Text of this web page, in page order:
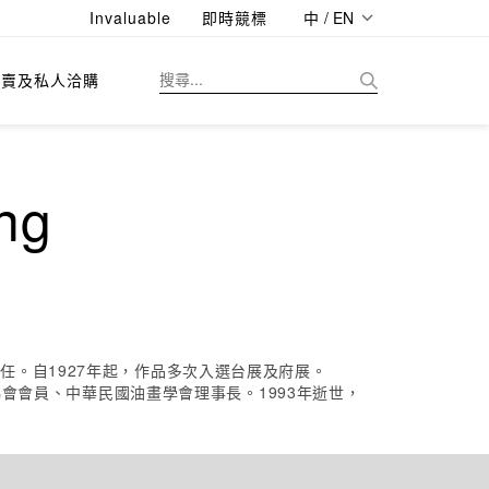
Invaluable 即時競標 中 / EN
及私人洽購
。自1927年起，作品多次入選台展及府展。
會員、中華民國油畫學會理事長。1993年逝世，